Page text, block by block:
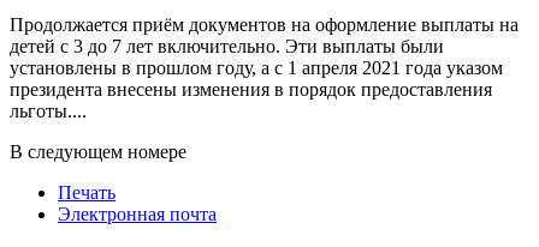
Продолжается приём документов на оформление выплаты на
детей с 3 до 7 лет включительно. Эти выплаты были
установлены в прошлом году, а с 1 апреля 2021 года указом
президента внесены изменения в порядок предоставления
льготы....
В следующем номере
Печать
Электронная почта